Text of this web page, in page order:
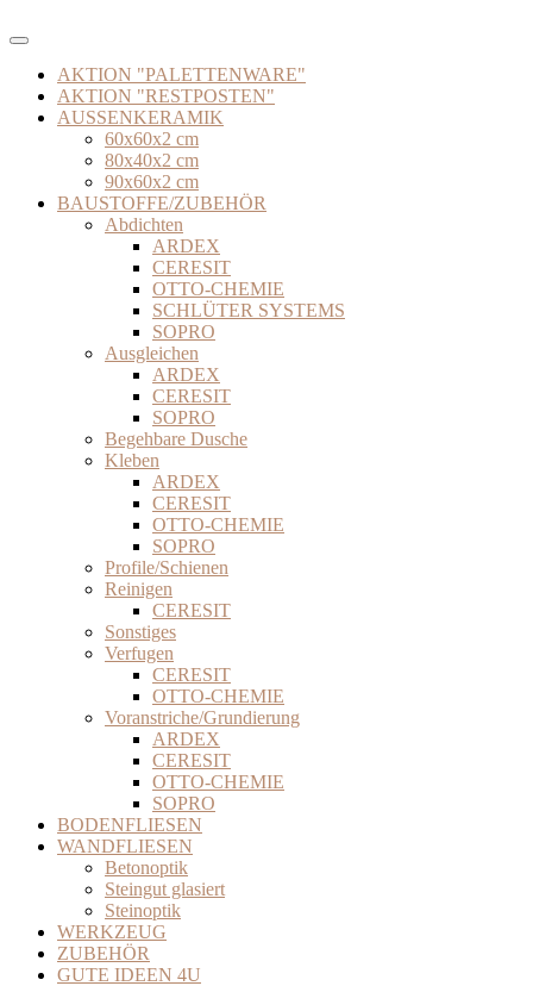
AKTION "PALETTENWARE"
AKTION "RESTPOSTEN"
AUSSENKERAMIK
60x60x2 cm
80x40x2 cm
90x60x2 cm
BAUSTOFFE/ZUBEHÖR
Abdichten
ARDEX
CERESIT
OTTO-CHEMIE
SCHLÜTER SYSTEMS
SOPRO
Ausgleichen
ARDEX
CERESIT
SOPRO
Begehbare Dusche
Kleben
ARDEX
CERESIT
OTTO-CHEMIE
SOPRO
Profile/Schienen
Reinigen
CERESIT
Sonstiges
Verfugen
CERESIT
OTTO-CHEMIE
Voranstriche/Grundierung
ARDEX
CERESIT
OTTO-CHEMIE
SOPRO
BODENFLIESEN
WANDFLIESEN
Betonoptik
Steingut glasiert
Steinoptik
WERKZEUG
ZUBEHÖR
GUTE IDEEN 4U